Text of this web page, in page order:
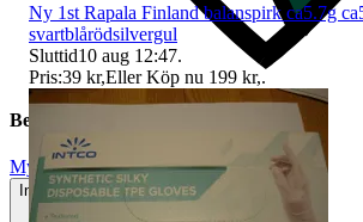
Beskrivning
Mycket gott skick
Inga eller minimala tecken på användning
Ny 1st Rapala Finland balanspirk ca5.7g
svartblårödsilvergul
Sluttid10 aug 12:47.
Pris:39 kr,Eller Köp nu 199 kr,.